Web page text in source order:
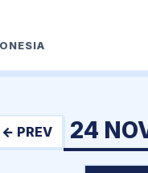
← PREV 24